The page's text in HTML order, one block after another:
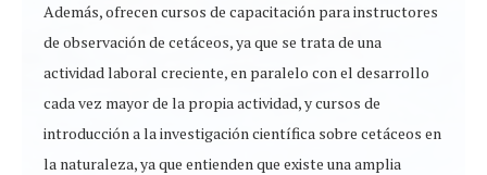
Además, ofrecen cursos de capacitación para instructores
de observación de cetáceos, ya que se trata de una
actividad laboral creciente, en paralelo con el desarrollo
cada vez mayor de la propia actividad, y cursos de
introducción a la investigación científica sobre cetáceos en
la naturaleza, ya que entienden que existe una amplia